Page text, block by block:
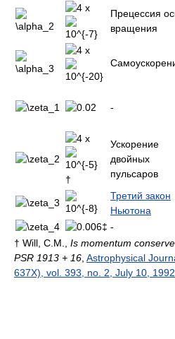
x
Прецессия
вращения
x
-
x
†
Ускорение
двойных
пульсаров
Третий закон
Ньютона
‡ -
† Will, C.M., Is momentum
PSR 1913 + 16 Astrophysical
637X), vol. 393, no. 2, July 10,